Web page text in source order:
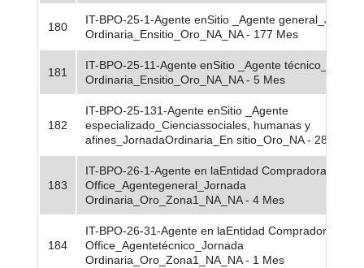
180
IT-BPO-25-1-Agente enSitio _Agente
Ordinaria_Ensitio_Oro_NA_NA - 177 Mes
181
IT-BPO-25-11-Agente enSitio _Agente
Ordinaria_Ensitio_Oro_NA_NA - 5 Mes
182
IT-BPO-25-131-Agente enSitio _Agente
especializado_Cienciassociales, humanas y
afines_JornadaOrdinaria_En sitio_Oro_NA - 28 Mes
183
IT-BPO-26-1-Agente en laEntidad Compradora o Back
Office_Agentegeneral_Jornada
Ordinaria_Oro_Zona1_NA_NA - 4 Mes
184
IT-BPO-26-31-Agente en laEntidad Compradora o
Office_Agentetécnico_Jornada
Ordinaria_Oro_Zona1_NA_NA - 1 Mes